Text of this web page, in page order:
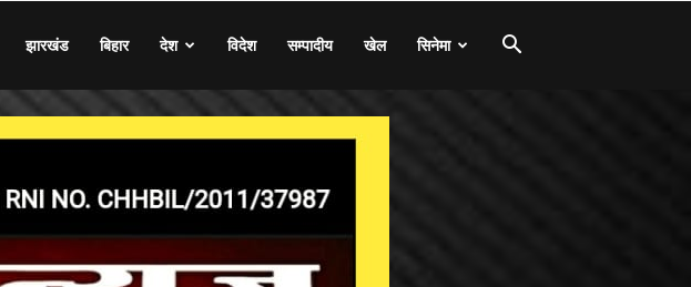
झारखंड बिहार देश विदेश सम्पादीय खेल सिनेमा